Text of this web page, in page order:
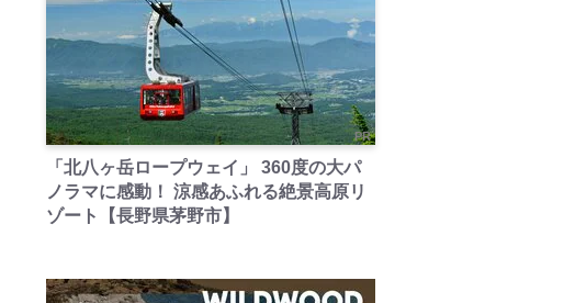
PR
「北八ヶ岳ロープウェイ」 360度の大パ
ノラマに感動！ 涼感あふれる絶景高原リ
ゾート【長野県茅野市】